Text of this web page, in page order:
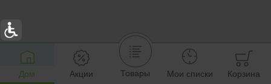
Дом Акции Товары Мои списки Корзина